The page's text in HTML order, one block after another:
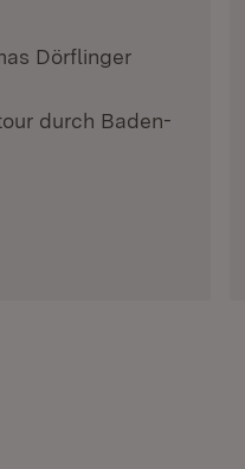
Dörflinger
durch Baden-